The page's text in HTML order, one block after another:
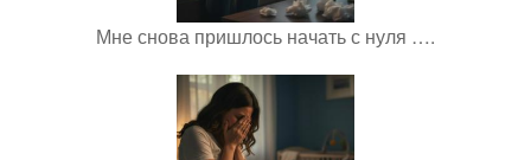
Мне снова пришлось начать с нуля ….